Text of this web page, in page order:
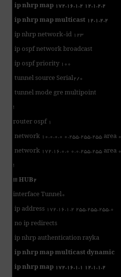
ip nhrp map 172.16.1.2 12.1.2.2
ip nhrp map multicast 12.1.2.2
ip nhrp network-id 123
ip ospf network broadcast
ip ospf priority 100
tunnel source Serial2/0
tunnel mode gre multipoint
!
router ospf 1
network 10.0.0.0 0.255.255.255 area 0
network 172.16.0.0 0.0.255.255 area 0
!
!!! HUB2
interface Tunnel0
ip address 172.16.1.2 255.255.255.0
no ip redirects
ip nhrp authentication rayka
ip nhrp map multicast dynamic
ip nhrp map 172.16.1.1 12.1.1.2